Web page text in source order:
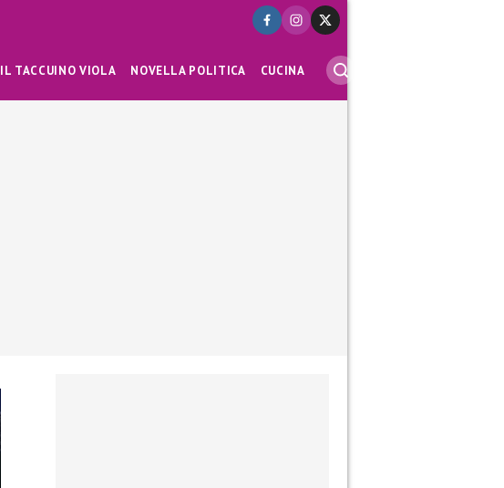
IL TACCUINO VIOLA NOVELLA POLITICA CUCINA